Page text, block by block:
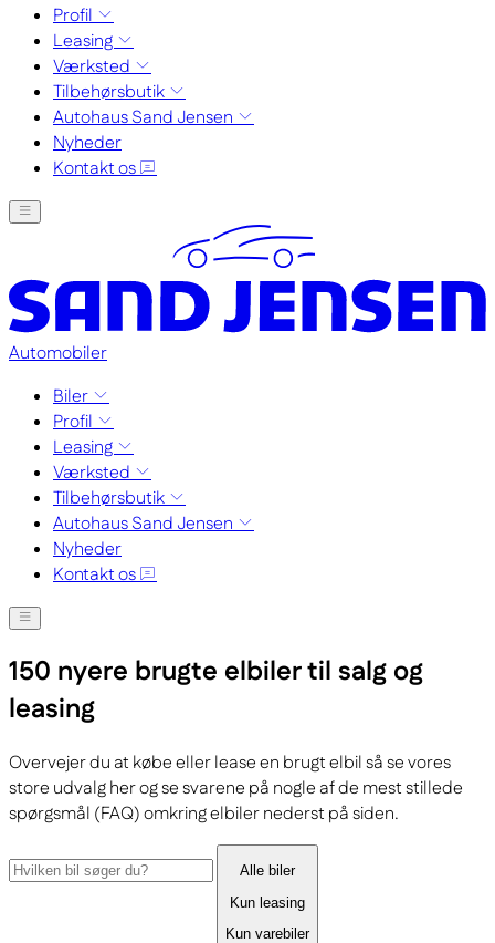
Profil
Leasing
Værksted
Tilbehørsbutik
Autohaus Sand Jensen
Nyheder
Kontakt os
Automobiler
Biler
Profil
Leasing
Værksted
Tilbehørsbutik
Autohaus Sand Jensen
Nyheder
Kontakt os
150 nyere brugte elbiler til salg og
leasing
Overvejer du at købe eller lease en brugt elbil så se vores
store udvalg her og se svarene på nogle af de mest stillede
spørgsmål (FAQ) omkring elbiler nederst på siden.
Alle biler
Kun leasing
Kun varebiler